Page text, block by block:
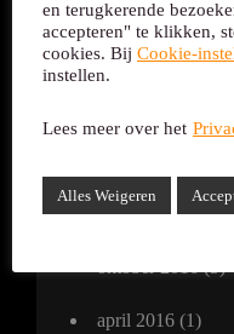
november 2021
november 2016
april 2016 (1)
en terugkerende
accepteren" te klikken,
cookies. Bij Cookie-
instellen.
Lees meer over het
Alles Weigeren